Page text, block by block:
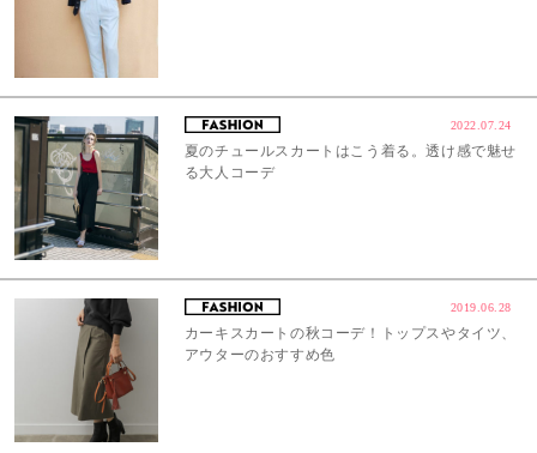
2022.07.24
夏のチュールスカートはこう着る。透け感で魅せ
る大人コーデ
2019.06.28
カーキスカートの秋コーデ！トップスやタイツ、
アウターのおすすめ色